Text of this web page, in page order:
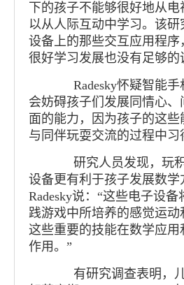
下的孩子不能够很好地从电
以从人际互动中学习。该
设备上的那些交互应用程序
很好学习发展也没有足够的
Radesky怀疑智能手
会妨碍孩子们发展同情心
面的能力，因为孩子的这
与同伴玩耍交流的过程中习
研究人员发现，玩积
设备更有利于孩子发展数学
Radesky说：“这些电子设
践游戏中所培养的感觉运动
这些重要的技能在数学应用
作用。”
有研究调查表明，儿